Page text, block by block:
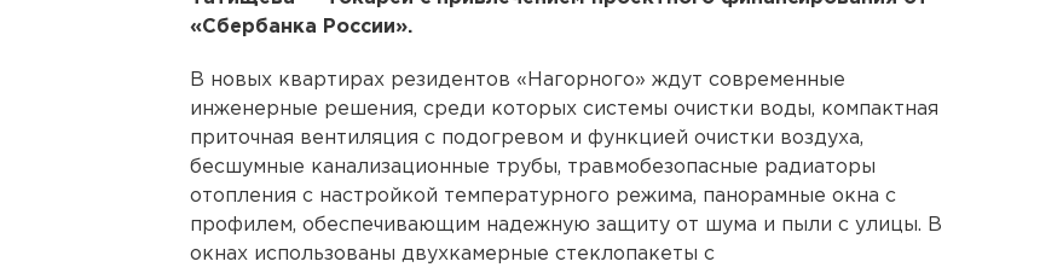
«Сбербанка России».
В новых квартирах резидентов «Нагорного» ждут современные
инженерные решения, среди которых системы очистки воды, компактная
приточная вентиляция с подогревом и функцией очистки воздуха,
бесшумные канализационные трубы, травмобезопасные радиаторы
отопления с настройкой температурного режима, панорамные окна с
профилем, обеспечивающим надежную защиту от шума и пыли с улицы. В
окнах использованы двухкамерные стеклопакеты с